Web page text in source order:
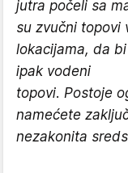
jutra počeli sa
su zvučni topovi
lokacijama, da
ipak vodeni
topovi. Postoje
namećete
nezakonita